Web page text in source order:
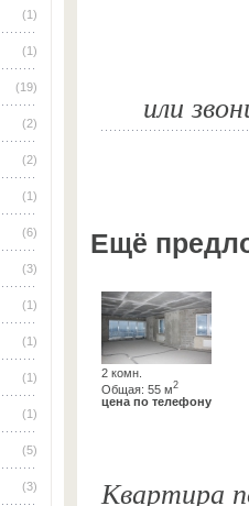
(1)
(1)
(19)
(2)
(2)
(1)
(6)
(3)
(1)
(1)
(1)
(1)
(5)
(3)
или
Ещё
2 комн.
Общая: 55 м2
цена по телефону
Квартира